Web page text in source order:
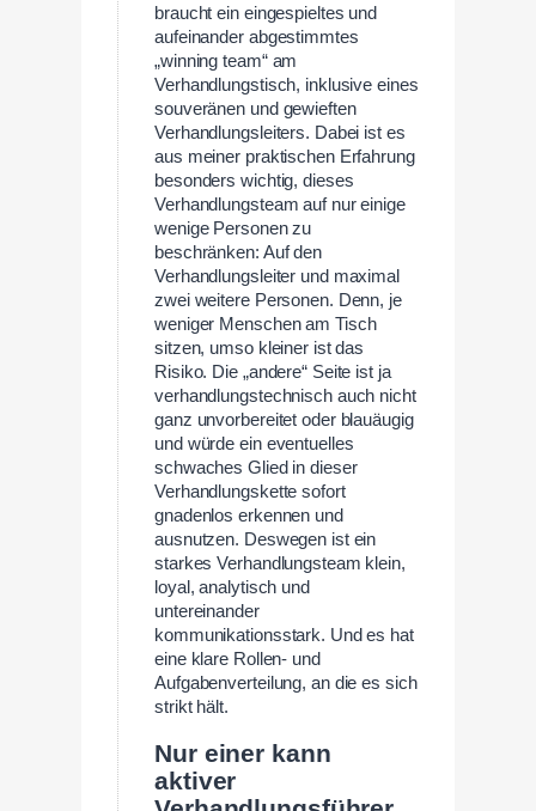
braucht ein eingespieltes und
aufeinander abgestimmtes
„winning team“ am
Verhandlungstisch, inklusive eines
souveränen und gewieften
Verhandlungsleiters. Dabei ist es
aus meiner praktischen Erfahrung
besonders wichtig, dieses
Verhandlungsteam auf nur einige
wenige Personen zu
beschränken: Auf den
Verhandlungsleiter und maximal
zwei weitere Personen. Denn, je
weniger Menschen am Tisch
sitzen, umso kleiner ist das
Risiko. Die „andere“ Seite ist ja
verhandlungstechnisch auch nicht
ganz unvorbereitet oder blauäugig
und würde ein eventuelles
schwaches Glied in dieser
Verhandlungskette sofort
gnadenlos erkennen und
ausnutzen. Deswegen ist ein
starkes Verhandlungsteam klein,
loyal, analytisch und
untereinander
kommunikationsstark. Und es hat
eine klare Rollen- und
Aufgabenverteilung, an die es sich
strikt hält.
Nur einer kann
aktiver